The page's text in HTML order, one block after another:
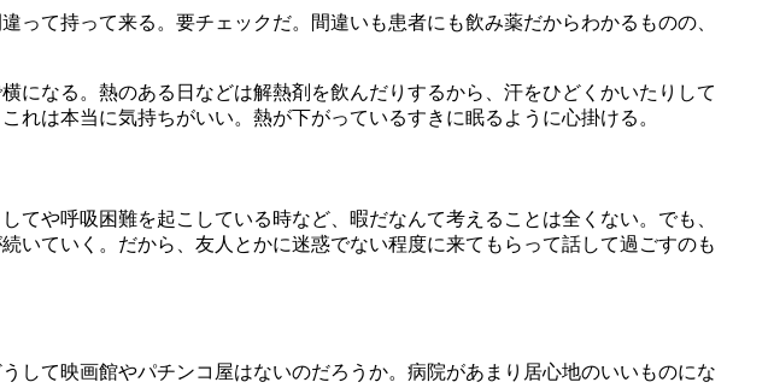
て持って来る。要チェックだ。間違いも患者にも飲み薬だからわかるものの、
になる。熱のある日などは解熱剤を飲んだりするから、汗をひどくかいたりして
は本当に気持ちがいい。熱が下がっているすきに眠るように心掛ける。
や呼吸困難を起こしている時など、暇だなんて考えることは全くない。でも、
いていく。だから、友人とかに迷惑でない程度に来てもらって話して過ごすのも
して映画館やパチンコ屋はないのだろうか。病院があまり居心地のいいものにな